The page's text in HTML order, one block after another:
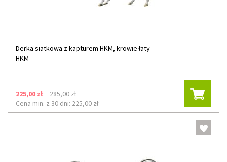
Derka siatkowa z kapturem HKM, krowie łaty
HKM
225,00 zł
285,00 zł
Cena min. z 30 dni: 225,00 zł